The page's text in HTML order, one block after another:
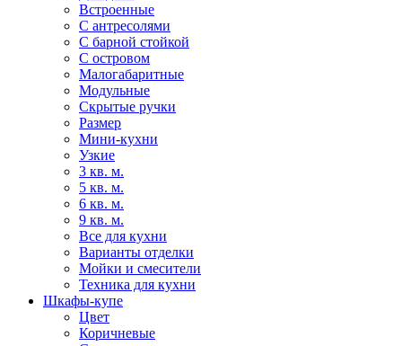
Встроенные
С антресолями
С барной стойкой
С островом
Малогабаритные
Модульные
Скрытые ручки
Размер
Мини-кухни
Узкие
3 кв. м.
5 кв. м.
6 кв. м.
9 кв. м.
Все для кухни
Варианты отделки
Мойки и смесители
Техника для кухни
Шкафы-купе
Цвет
Коричневые